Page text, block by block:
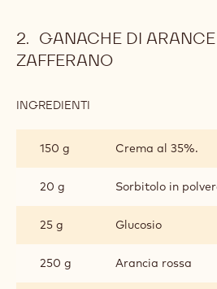
GANACHE DI
ZAFFERANO
INGREDIENTI
ARANCE
ROSSE
150 g Crema al 35%.
20 g Sorbitolo in
25 g Glucosio
250 g Arancia rossa